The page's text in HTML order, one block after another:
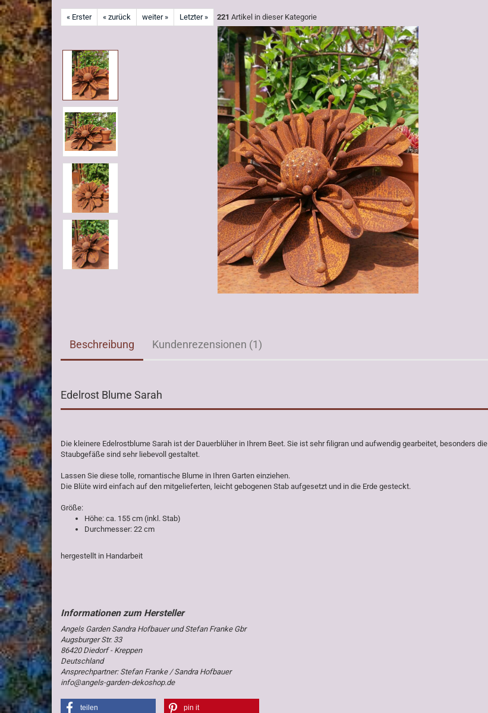
« Erster « zurück weiter » Letzter » 221 Artikel in dieser Kategorie
Beschreibung Kundenrezensionen (1)
Edelrost Blume Sarah
Die kleinere Edelrostblume Sarah ist der Dauerblüher in Ihrem Beet. Sie ist sehr filigran und aufwendig gearbeitet, besonders die
Staubgefäße sind sehr liebevoll gestaltet.
Lassen Sie diese tolle, romantische Blume in Ihren Garten einziehen.
Die Blüte wird einfach auf den mitgelieferten, leicht gebogenen Stab aufgesetzt und in die Erde gesteckt.
Größe:
Höhe: ca. 155 cm (inkl. Stab)
Durchmesser: 22 cm
hergestellt in Handarbeit
Angels Garden Sandra Hofbauer und Stefan Franke Gbr
Augsburger Str. 33
86420 Diedorf - Kreppen
Deutschland
Ansprechpartner: Stefan Franke / Sandra Hofbauer
info@angels-garden-dekoshop.de
teilen pin it